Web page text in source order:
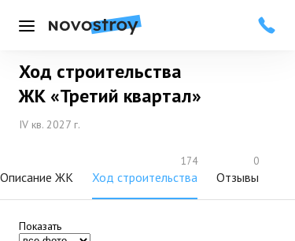
Меню
Ход строительства
ЖК «Третий квартал»
IV кв. 2027 г.
Описание ЖК
174
Ход строительства
0
Отзывы
Показать